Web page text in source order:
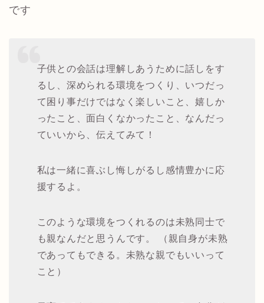
です
子供との会話は理解しあうために話しをす
るし、深められる環境をつくり、いつだっ
て困り事だけではなく楽しいこと、嬉しか
ったこと、面白くなかったこと、なんだっ
ていいから、伝えてみて！
私は一緒に喜ぶし悔しがるし感情豊かに応
援するよ。
このような環境をつくれるのは未熟同士で
も親なんだと思うんです。 （親自身が未熟
であってもできる。未熟な親でもいいって
こと）